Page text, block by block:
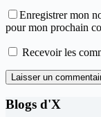
Enregistrer mon
pour mon prochain
Recevoir les
Laisser un
Blogs d'X